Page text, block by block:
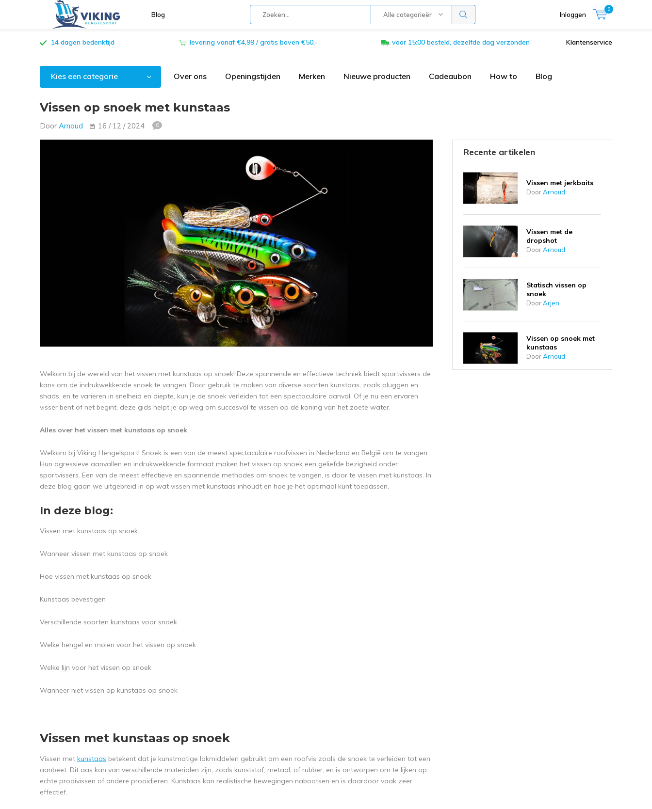
Blog Alle categorieën Inloggen
0
14 dagen bedenktijd levering vanaf €4,99 / gratis boven €50,- voor 15:00 besteld, dezelfde dag verzonden Klantenservice
Kies een categorie Over ons Openingstijden Merken Nieuwe producten Cadeaubon How to Blog
Vissen op snoek met kunstaas
Door Arnoud 16 / 12 / 2024 0
Welkom bij de wereld van het vissen met kunstaas op snoek! Deze spannende en effectieve techniek biedt sportvissers de
kans om de indrukwekkende snoek te vangen. Door gebruik te maken van diverse soorten kunstaas, zoals pluggen en
shads, en te variëren in snelheid en diepte, kun je de snoek verleiden tot een spectaculaire aanval. Of je nu een ervaren
visser bent of net begint, deze gids helpt je op weg om succesvol te vissen op de koning van het zoete water.
Alles over het vissen met kunstaas op snoek
Welkom bij Viking Hengelsport! Snoek is een van de meest spectaculaire roofvissen in Nederland en België om te vangen.
Hun agressieve aanvallen en indrukwekkende formaat maken het vissen op snoek een geliefde bezigheid onder
sportvissers. Een van de meest effectieve en spannende methodes om snoek te vangen, is door te vissen met kunstaas. In
deze blog gaan we uitgebreid in op wat vissen met kunstaas inhoudt en hoe je het optimaal kunt toepassen.
In deze blog:
Vissen met kunstaas op snoek
Wanneer vissen met kunstaas op snoek
Hoe vissen met kunstaas op snoek
Kunstaas bevestigen
Verschillende soorten kunstaas voor snoek
Welke hengel en molen voor het vissen op snoek
Welke lijn voor het vissen op snoek
Wanneer niet vissen op kunstaas op snoek
Vissen met kunstaas op snoek
Vissen met kunstaas betekent dat je kunstmatige lokmiddelen gebruikt om een roofvis zoals de snoek te verleiden tot een
aanbeet. Dit aas kan van verschillende materialen zijn, zoals kunststof, metaal, of rubber, en is ontworpen om te lijken op
echte prooivissen of andere prooidieren. Kunstaas kan realistische bewegingen nabootsen en is daardoor vaak zeer
effectief.
Recente artikelen
Vissen met jerkbaits
DoorArnoud
Vissen met de
dropshot
DoorArnoud
Statisch vissen op
snoek
DoorArjen
Vissen op snoek met
kunstaas
DoorArnoud